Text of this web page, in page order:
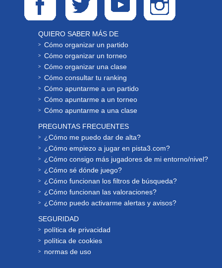
QUIERO SABER MÁS DE
Cómo organizar un partido
Cómo organizar un torneo
Cómo organizar una clase
Cómo consultar tu ranking
Cómo apuntarme a un partido
Cómo apuntarme a un torneo
Cómo apuntarme a una clase
PREGUNTAS FRECUENTES
¿Cómo me puedo dar de alta?
¿Cómo empiezo a jugar en pista3.com?
¿Cómo consigo más jugadores de mi entorno/nivel?
¿Cómo sé dónde juego?
¿Cómo funcionan los filtros de búsqueda?
¿Cómo funcionan las valoraciones?
¿Cómo puedo activarme alertas y avisos?
SEGURIDAD
política de privacidad
política de cookies
normas de uso